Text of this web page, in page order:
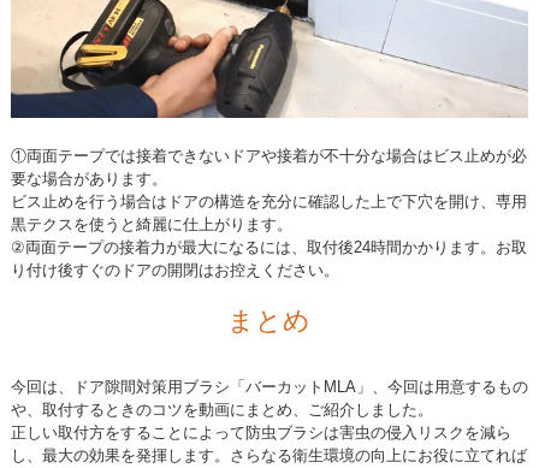
①両面テープでは接着できないドアや接着が不十分な場合はビス止めが必
要な場合があります。
ビス止めを行う場合はドアの構造を充分に確認した上で下穴を開け、専用
黒テクスを使うと綺麗に仕上がります。
②両面テープの接着力が最大になるには、取付後24時間かかります。お取
り付け後すぐのドアの開閉はお控えください。
まとめ
今回は、ドア隙間対策用ブラシ「バーカットMLA」、今回は用意するもの
や、取付するときのコツを動画にまとめ、ご紹介しました。
正しい取付方をすることによって防虫ブラシは害虫の侵入リスクを減ら
し、最大の効果を発揮します。さらなる衛生環境の向上にお役に立てれば